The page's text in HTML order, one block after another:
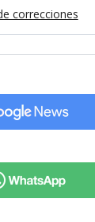
correcciones